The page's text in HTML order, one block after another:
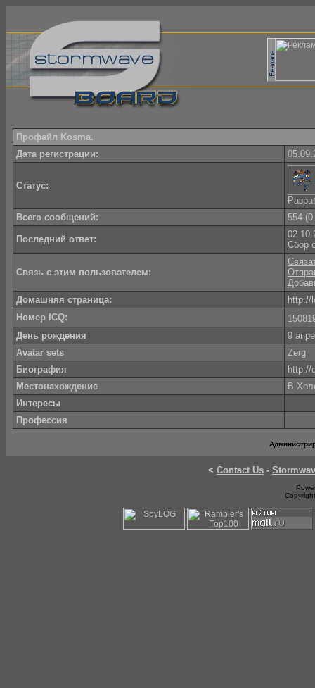
Профайл Kosma.
Дата регистрации:
Статус:
Всего сообщений:
554
Последний ответ:
Сбор
Связь с этим пользователем:
Домашняя страница:
http://
Номер ICQ:
День рождения
9
Avatar sets
Zerg
Биография
http://
Местонахождение
В
Интересы
Профессия
< Contact Us -